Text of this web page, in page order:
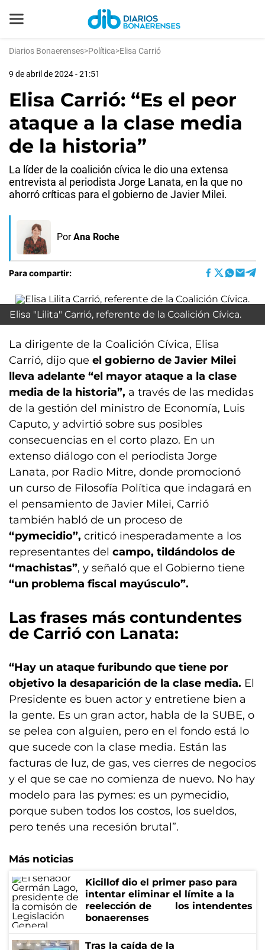
Diarios Bonaerenses>Política>Elisa Carrió
9 de abril de 2024 - 21:51
Elisa Carrió: “Es el peor
ataque a la clase media
de la historia”
La líder de la coalición cívica le dio una extensa
entrevista al periodista Jorge Lanata, en la que no
ahorró críticas para el gobierno de Javier Milei.
Por Ana Roche
Para compartir:
Elisa "Lilita" Carrió, referente de la Coalición Cívica.
La dirigente de la Coalición Cívica, Elisa
Carrió, dijo que el gobierno de Javier Milei
lleva adelante “el mayor ataque a la clase
media de la historia”, a través de las medidas
de la gestión del ministro de Economía, Luis
Caputo, y advirtió sobre sus posibles
consecuencias en el corto plazo. En un
extenso diálogo con el periodista Jorge
Lanata, por Radio Mitre, donde promocionó
un curso de Filosofía Política que indagará en
el pensamiento de Javier Milei, Carrió
también habló de un proceso de
“pymecidio”, criticó inesperadamente a los
representantes del campo, tildándolos de
“machistas”, y señaló que el Gobierno tiene
“un problema fiscal mayúsculo”.
Las frases más contundentes
de Carrió con Lanata:
“Hay un ataque furibundo que tiene por
objetivo la desaparición de la clase media. El
Presidente es buen actor y entretiene bien a
la gente. Es un gran actor, habla de la SUBE, o
se pelea con alguien, pero en el fondo está lo
que sucede con la clase media. Están las
facturas de luz, de gas, ves cierres de negocios
y el que se cae no comienza de nuevo. No hay
modelo para las pymes: es un pymecidio,
porque suben todos los costos, los sueldos,
pero tenés una recesión brutal”.
Más noticias
Kicillof dio el primer paso para
intentar eliminar el límite a la
reelección de los intendentes
bonaerenses
Tras la caída de la